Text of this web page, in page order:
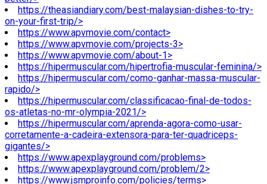
https://theasiandiary.com/best-malaysian-dishes-to-try-
on-your-first-trip/>
https://www.apvmovie.com/contact>
https://www.apvmovie.com/projects-3>
https://www.apvmovie.com/about-1>
https://hipermuscular.com/hipertrofia-muscular-feminina/>
https://hipermuscular.com/como-ganhar-massa-muscular-
rapido/>
https://hipermuscular.com/classificacao-final-de-todos-
os-atletas-no-mr-olympia-2021/>
https://hipermuscular.com/aprenda-agora-como-usar-
corretamente-a-cadeira-extensora-para-ter-quadriceps-
gigantes/>
https://www.apexplayground.com/problems>
https://www.apexplayground.com/problem/2>
https://www.jsmproinfo.com/policies/terms>